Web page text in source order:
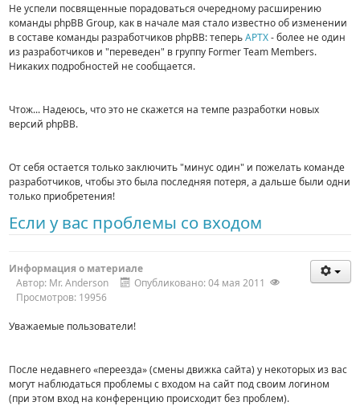
Не успели посвященные порадоваться очередному расширению
команды phpBB Group, как в начале мая стало известно об изменении
в составе команды разработчиков phpBB: теперьAPTX- более не один
из разработчиков и "переведен" в группу Former Team Members.
Никаких подробностей не сообщается.
Чтож... Надеюсь, что это не скажется на темпе разработки новых
версий phpBB.
От себя остается только заключить "минус один" и пожелать команде
разработчиков, чтобы это была последняя потеря, а дальше были одни
только приобретения!
Если у вас проблемы со входом
Информация о материале
Автор: Mr. Anderson
Опубликовано: 04 мая 2011
Просмотров: 19956
Уважаемые пользователи!
После недавнего «переезда» (смены движка сайта) у некоторых из вас
могут наблюдаться проблемы с входом на сайт под своим логином
(при этом вход на конференцию происходит без проблем).